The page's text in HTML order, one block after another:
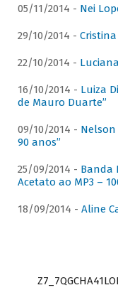
05/11/2014 - Nei
29/10/2014 - Cristina
22/10/2014 -
16/10/2014 - Luiza
de Mauro Duarte”
09/10/2014 -
90 anos”
25/09/2014 - Banda
Acetato ao MP3 –
18/09/2014 - Aline